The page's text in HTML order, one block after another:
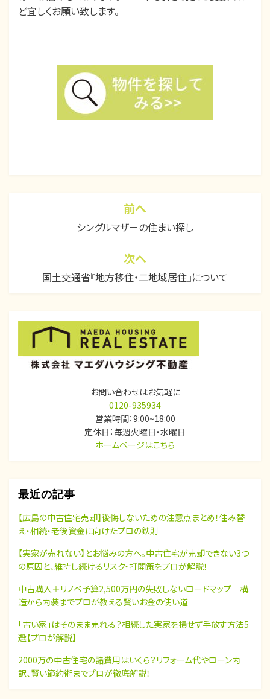
ど宜しくお願い致します。
シ
ョ
ン
前へ
シングルマザーの住まい探し
次ヘ
国土交通省『地方移住・二地域居住』について
お問い合わせはお気軽に
0120-935934
営業時間：9:00~18:00
定休日：毎週火曜日・水曜日
ホームページはこちら
最近の記事
【広島の中古住宅売却】後悔しないための注意点まとめ！住み替
え・相続・老後資金に向けたプロの鉄則
【実家が売れない】とお悩みの方へ。中古住宅が売却できない3つ
の原因と、維持し続けるリスク・打開策をプロが解説！
中古購入＋リノベ予算2,500万円の失敗しないロードマップ｜構
造から内装までプロが教える賢いお金の使い道
「古い家」はそのまま売れる？相続した実家を損せず手放す方法5
選【プロが解説】
2000万の中古住宅の諸費用はいくら？リフォーム代やローン内
訳、賢い節約術までプロが徹底解説！